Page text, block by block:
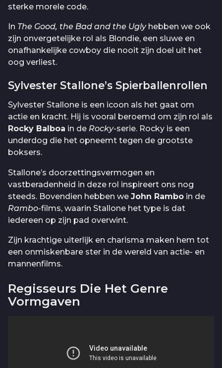
sterke morele code.
In The Good, the Bad and the Uglyhebben we ook
zijn onvergetelijke rol als Blondie, een sluwe en
onafhankelijke cowboy die nooit zijn doel uit het
oog verliest.
Sylvester Stallone’s Spierballenrollen
Sylvester Stallone is een icoon als het gaat om
actie en kracht. Hij is vooral beroemd om zijn rol als
Rocky Balboa in de Rocky-serie. Rocky is een
underdog die het opneemt tegen de grootste
boksers.
Stallone’s doorzettingsvermogen en
vastberadenheid in deze rol inspireert ons nog
steeds. Bovendien hebben we John Rambo in de
Rambo-films, waarin Stallone het type is dat
iedereen op zijn pad overwint.
Zijn krachtige uiterlijk en charisma maken hem tot
een onmiskenbare ster in de wereld van actie- en
mannenfilms.
Regisseurs Die Het Genre
Vormgaven